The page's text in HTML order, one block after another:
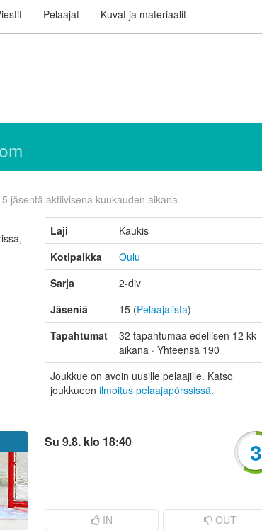
Pelaajat Kuvat ja materiaalit
jäsentä aktiivisena kuukauden aikana
Laji
Kaukis
Kotipaikka
Oulu
Sarja
2-div
Jäseniä
15 (Pelaajalista)
Tapahtumat
32 tapahtumaa edellisen 12 kk
aikana · Yhteensä 190
Joukkue on avoin uusille pelaajille. Katso
joukkueen ilmoitus pelaajapörssissä.
3
Su 9.8. klo 18:40
IN OUT